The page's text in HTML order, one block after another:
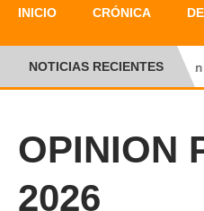
INICIO CRÓNICA
NOTICIAS RECIENTESPlan
OPINION
2026